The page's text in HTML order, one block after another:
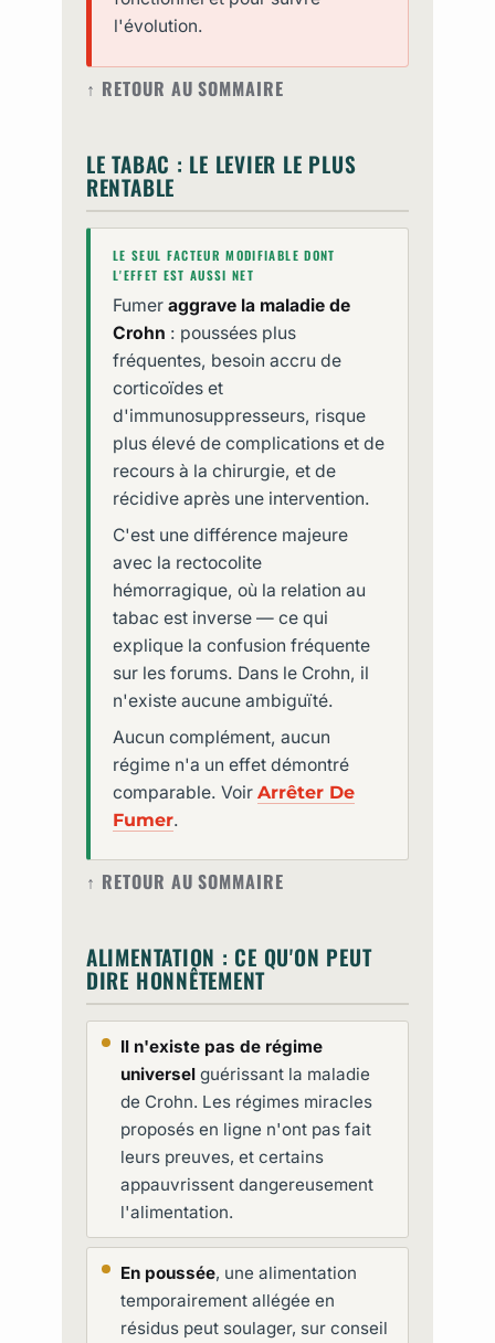
l'évolution.
↑ RETOUR AU SOMMAIRE
LE TABAC : LE LEVIER LE PLUS
RENTABLE
LE SEUL FACTEUR MODIFIABLE DONT
L'EFFET EST AUSSI NET
Fumer aggrave la maladie de
Crohn : poussées plus
fréquentes, besoin accru de
corticoïdes et
d'immunosuppresseurs, risque
plus élevé de complications et de
recours à la chirurgie, et de
récidive après une intervention.
C'est une différence majeure
avec la rectocolite
hémorragique, où la relation au
tabac est inverse — ce qui
explique la confusion fréquente
sur les forums. Dans le Crohn, il
n'existe aucune ambiguïté.
Aucun complément, aucun
régime n'a un effet démontré
comparable. Voir Arrêter De
Fumer.
↑ RETOUR AU SOMMAIRE
ALIMENTATION : CE QU'ON PEUT
DIRE HONNÊTEMENT
Il n'existe pas de régime
universelguérissant la maladie
de Crohn. Les régimes miracles
proposés en ligne n'ont pas fait
leurs preuves, et certains
appauvrissent dangereusement
l'alimentation.
En poussée, une alimentation
temporairement allégée en
résidus peut soulager, sur conseil